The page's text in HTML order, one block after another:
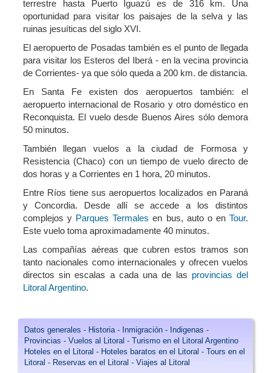
terrestre hasta Puerto Iguazú es de 316 km. Una
oportunidad para visitar los paisajes de la selva y las
ruinas jesuíticas del siglo XVI.
El aeropuerto de Posadas también es el punto de llegada
para visitar los Esteros del Iberá - en la vecina provincia
de Corrientes- ya que sólo queda a 200 km. de distancia.
En Santa Fe existen dos aeropuertos también: el
aeropuerto internacional de Rosario y otro doméstico en
Reconquista. El vuelo desde Buenos Aires sólo demora
50 minutos.
También llegan vuelos a la ciudad de Formosa y
Resistencia (Chaco) con un tiempo de vuelo directo de
dos horas y a Corrientes en 1 hora, 20 minutos.
Entre Ríos tiene sus aeropuertos localizados en Paraná
y Concordia. Desde allí se accede a los distintos
complejos y Parques Termales en bus, auto o enTour.
Este vuelo toma aproximadamente 40 minutos.
Las compañías aéreas que cubren estos tramos son
tanto nacionales como internacionales y ofrecen vuelos
directos sin escalas a cada una de las provincias del
Litoral Argentino.
Datos generales - Historia- Inmigración - Indigenas -
Provincias - Vuelos al Litoral - Turismo en el Litoral Argentino
Hoteles en el Litoral - Hoteles baratos en el Litoral - Tours en el
Litoral - Reservas en el Litoral - Viajes al Litoral